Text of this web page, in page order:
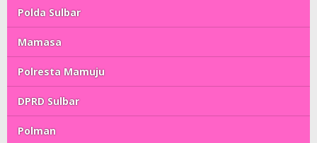
Polda Sulbar
Mamasa
Polresta Mamuju
DPRD Sulbar
Polman